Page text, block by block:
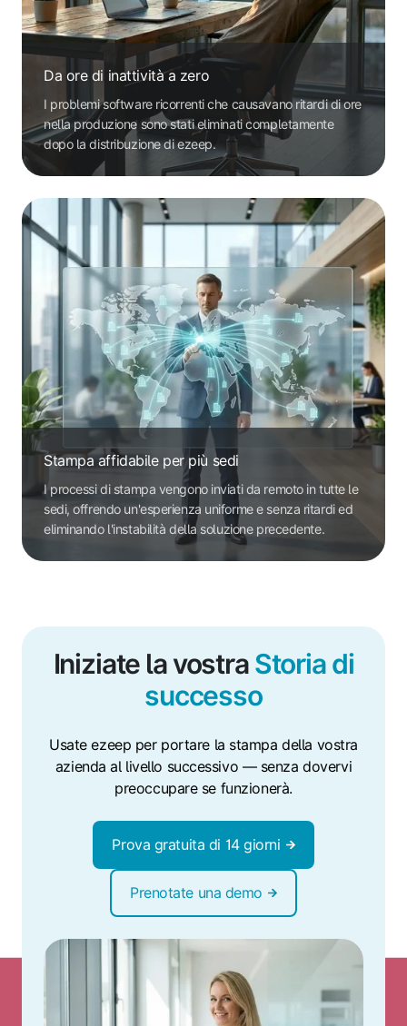
Da ore di inattività a zero
I problemi software ricorrenti che causavano ritardi di ore
nella produzione sono stati eliminati completamente
dopo la distribuzione di ezeep.
Stampa affidabile per più sedi
I processi di stampa vengono inviati da remoto in tutte le
sedi, offrendo un'esperienza uniforme e senza ritardi ed
eliminando l'instabilità della soluzione precedente.
Iniziate la vostraStoria di
successo
Usate ezeep per portare la stampa della vostra
azienda al livello successivo — senza dovervi
preoccupare se funzionerà.
Prova gratuita di 14 giorni
Prenotate una demo